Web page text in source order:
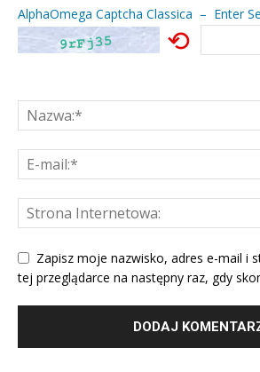
AlphaOmega Captcha Classica – Enter
⟲
Zapisz moje nazwisko, adres e-mail i
tej przeglądarce na następny raz, gdy